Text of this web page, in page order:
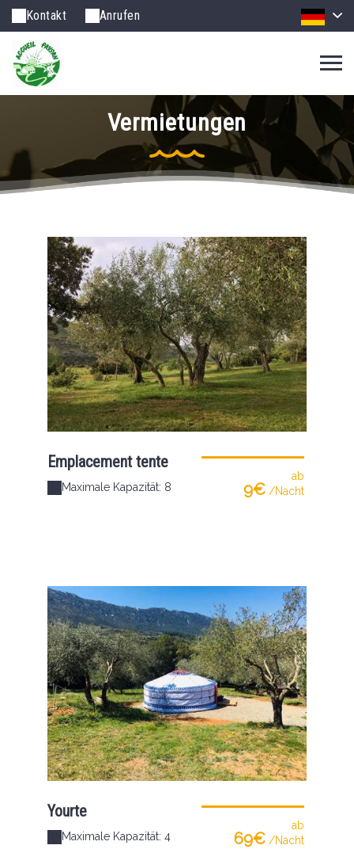
Kontakt Anrufen
Vermietungen
Emplacement tente
Maximale Kapazität: 8
ab
9€ /Nacht
Yourte
Maximale Kapazität: 4
ab
69€ /Nacht